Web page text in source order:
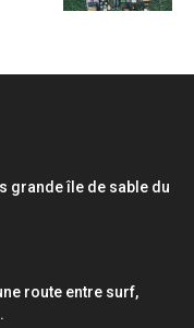
grande île de sable du
route entre surf,